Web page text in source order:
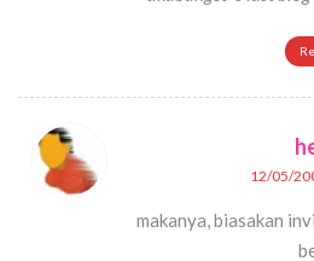
12/05/
makanya, biasakan